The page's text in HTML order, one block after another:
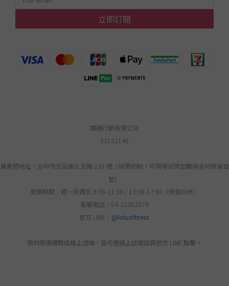
立即訂閱
廣通行銷有限公司
53152146
展售間地址：台中市北區進化北路 238 號（採預約制，可現場試用並觸摸各材質瑜珈
墊）
營業時間：週一至週五 9:00-11:30 / 13:00-17:00（例假日休）
客服電話：04-22362079
官方 LINE： @lotusfitness
預約現場體驗或線上諮詢，皆可透過上述電話與官方 LINE 聯繫。